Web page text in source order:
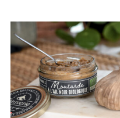
39,90€